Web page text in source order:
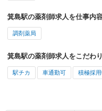
箕島駅の薬剤師求人を仕事内
調剤薬局
箕島駅の薬剤師求人をこだわ
駅チカ 車通勤可 積極採